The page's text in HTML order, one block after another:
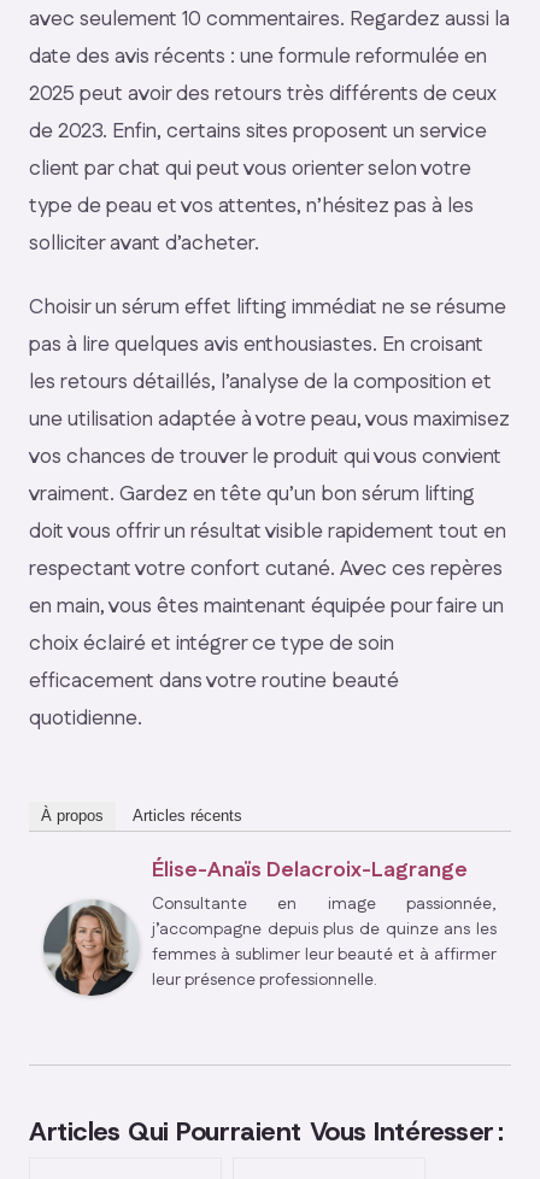
avec seulement 10 commentaires. Regardez aussi la
date des avis récents : une formule reformulée en
2025 peut avoir des retours très différents de ceux
de 2023. Enfin, certains sites proposent un service
client par chat qui peut vous orienter selon votre
type de peau et vos attentes, n’hésitez pas à les
solliciter avant d’acheter.
Choisir un sérum effet lifting immédiat ne se résume
pas à lire quelques avis enthousiastes. En croisant
les retours détaillés, l’analyse de la composition et
une utilisation adaptée à votre peau, vous maximisez
vos chances de trouver le produit qui vous convient
vraiment. Gardez en tête qu’un bon sérum lifting
doit vous offrir un résultat visible rapidement tout en
respectant votre confort cutané. Avec ces repères
en main, vous êtes maintenant équipée pour faire un
choix éclairé et intégrer ce type de soin
efficacement dans votre routine beauté
quotidienne.
À propos Articles récents
Élise-Anaïs Delacroix-Lagrange
Consultante en image passionnée,
j’accompagne depuis plus de quinze ans les
femmes à sublimer leur beauté et à affirmer
leur présence professionnelle.
Articles Qui Pourraient Vous Intéresser :